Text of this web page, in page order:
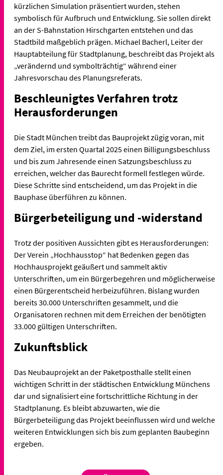
kürzlichen Simulation präsentiert wurden, stehen
symbolisch für Aufbruch und Entwicklung. Sie sollen direkt
an der S-Bahnstation Hirschgarten entstehen und das
Stadtbild maßgeblich prägen. Michael Bacherl, Leiter der
Hauptabteilung für Stadtplanung, beschreibt das Projekt als
„verändernd und symbolträchtig“ während einer
Jahresvorschau des Planungsreferats.
Beschleunigtes Verfahren trotz
Herausforderungen
Die Stadt München treibt das Bauprojekt zügig voran, mit
dem Ziel, im ersten Quartal 2025 einen Billigungsbeschluss
und bis zum Jahresende einen Satzungsbeschluss zu
erreichen, welcher das Baurecht formell festlegen würde.
Diese Schritte sind entscheidend, um das Projekt in die
Bauphase überführen zu können.
Bürgerbeteiligung und -widerstand
Trotz der positiven Aussichten gibt es Herausforderungen:
Der Verein „Hochhausstop“ hat Bedenken gegen das
Hochhausprojekt geäußert und sammelt aktiv
Unterschriften, um ein Bürgerbegehren und möglicherweise
einen Bürgerentscheid herbeizuführen. Bislang wurden
bereits 30.000 Unterschriften gesammelt, und die
Organisatoren rechnen mit dem Erreichen der benötigten
33.000 gültigen Unterschriften.
Zukunftsblick
Das Neubauprojekt an der Paketposthalle stellt einen
wichtigen Schritt in der städtischen Entwicklung Münchens
dar und signalisiert eine fortschrittliche Richtung in der
Stadtplanung. Es bleibt abzuwarten, wie die
Bürgerbeteiligung das Projekt beeinflussen wird und welche
weiteren Entwicklungen sich bis zum geplanten Baubeginn
ergeben.